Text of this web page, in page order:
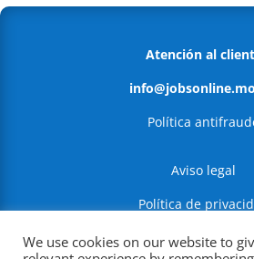
Atención al
Política
Aviso legal
Política de
Política de
We use cookies on our website to